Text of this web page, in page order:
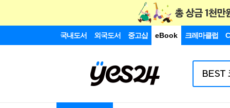
국내도서 외국도서 중고샵 eBook 크레마클럽